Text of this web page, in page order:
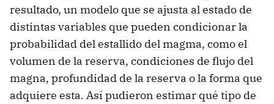
resultado, un modelo que se ajusta al estado de
distintas variables que pueden condicionar la
probabilidad del estallido del magma, como el
volumen de la reserva, condiciones de flujo del
magna, profundidad de la reserva o la forma que
adquiere esta. Así pudieron estimar qué tipo de